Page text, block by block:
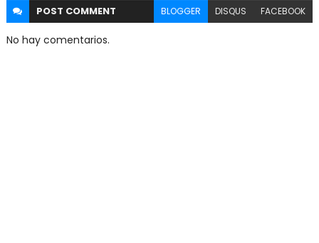
POST COMMENT BLOGGER DISQUS FACEBOOK
No hay comentarios.